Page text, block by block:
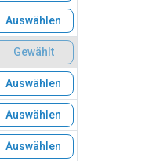
Auswählen
Gewählt
Auswählen
Auswählen
Auswählen